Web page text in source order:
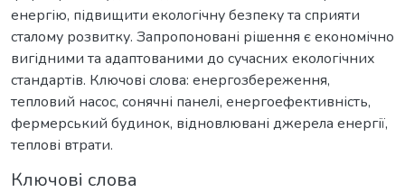
енергію, підвищити екологічну безпеку та сприяти
сталому розвитку. Запропоновані рішення є економічно
вигідними та адаптованими до сучасних екологічних
стандартів. Ключові слова: енергозбереження,
тепловий насос, сонячні панелі, енергоефективність,
фермерський будинок, відновлювані джерела енергії,
теплові втрати.
Ключові слова